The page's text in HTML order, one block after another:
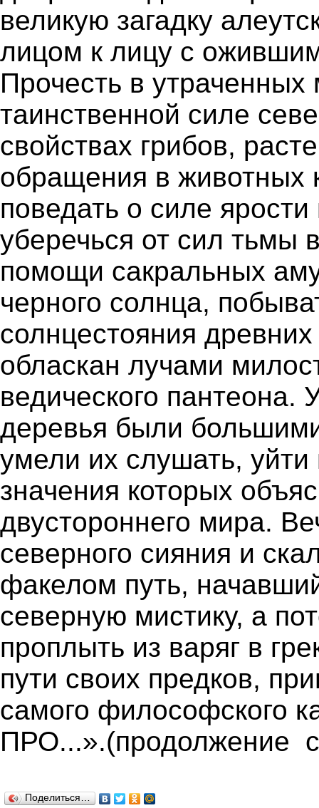
великую загадку
лицом к лицу с
Прочесть в утраченных
таинственной силе
свойствах грибов,
обращения в животных
поведать о силе
уберечься от сил тьмы
помощи сакральных
черного солнца,
солнцестояния
обласкан лучами
ведического пантеона.
деревья были
умели их слушать,
значения которых
двустороннего мира.
северного сияния и
факелом путь,
северную мистику, а
проплыть из варяг в
пути своих предков,
самого философского
ПРО...».(продолжение
Поделиться…